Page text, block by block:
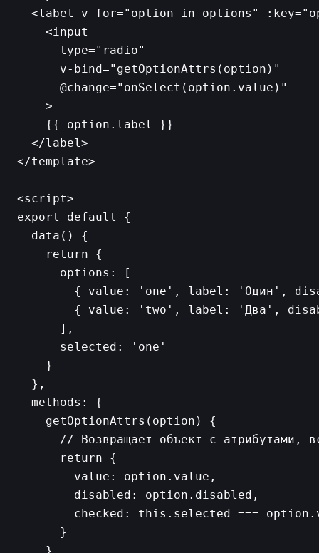
<label v-for="option in options"
    <input
      type="radio"
      v-bind="getOptionAttrs(option)"
      @change="onSelect(option.value)"
    >
    {{ option.label }}
  </label>
</template>
<script>
export default {
  data() {
    return {
      options: [
{ value: 'one', label: 'Один',
{ value: 'two', label: 'Два',
      ],
      selected: 'one'
    }
  },
  methods: {
    getOptionAttrs(option) {
// Возвращает объект с атрибутами,
      return {
        value: option.value,
        disabled: option.disabled,
checked: this.selected ===
      }